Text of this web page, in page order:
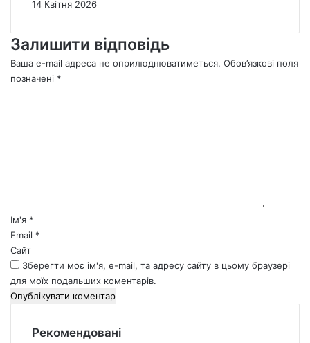
14 Квітня 2026
Залишити відповідь
Ваша e-mail адреса не оприлюднюватиметься. Обов’язкові поля
позначені *
*Ім'я *
Email *
Сайт
Зберегти моє ім'я, e-mail, та адресу сайту в цьому браузері
для моїх подальших коментарів.
Рекомендовані